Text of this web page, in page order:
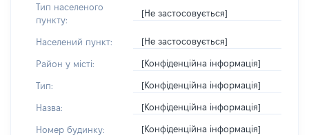
Тип населеного
пункту:
[Не застосовується]
Населений пункт: [Не застосовується]
Район у місті: [Конфіденційна інформація]
Тип: [Конфіденційна інформація]
Назва: [Конфіденційна інформація]
Номер будинку: [Конфіденційна інформація]